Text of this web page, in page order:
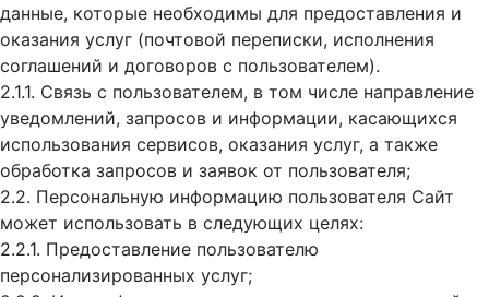
данные, которые необходимы для предоставления и
оказания услуг (почтовой переписки, исполнения
соглашений и договоров с пользователем).
2.1.1. Связь с пользователем, в том числе направление
уведомлений, запросов и информации, касающихся
использования сервисов, оказания услуг, а также
обработка запросов и заявок от пользователя;
2.2. Персональную информацию пользователя Сайт
может использовать в следующих целях:
2.2.1. Предоставление пользователю
персонализированных услуг;